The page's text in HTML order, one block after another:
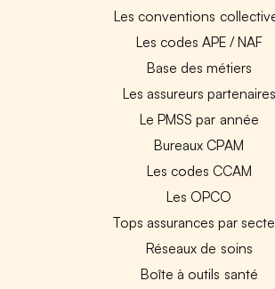
Les conventions
Les codes APE / NAF
Base des métiers
Les assureurs partenaires
Le PMSS par année
Bureaux CPAM
Les codes CCAM
Les OPCO
Tops assurances par
Réseaux de soins
Boîte à outils santé